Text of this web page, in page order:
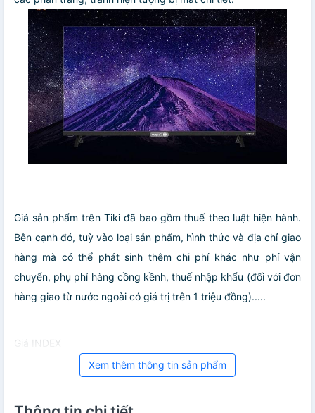
Giá sản phẩm trên Tiki đã bao gồm thuế theo luật hiện hành.
Bên cạnh đó, tuỳ vào loại sản phẩm, hình thức và địa chỉ giao
hàng mà có thể phát sinh thêm chi phí khác như phí vận
chuyển, phụ phí hàng cồng kềnh, thuế nhập khẩu (đối với đơn
hàng giao từ nước ngoài có giá trị trên 1 triệu đồng).....
Giá INDEX
Xem thêm thông tin sản phẩm